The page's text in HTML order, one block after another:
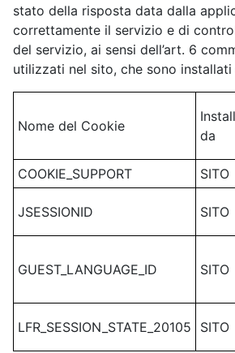
stato della risposta data dalla
correttamente il servizio e di
del servizio, ai sensi dell’art. 6
utilizzati nel sito, che sono
Nome del Cookie
da
COOKIE_SUPPORT SITO
JSESSIONID SITO
GUEST_LANGUAGE_ID SITO
LFR_SESSION_STATE_20105 SITO